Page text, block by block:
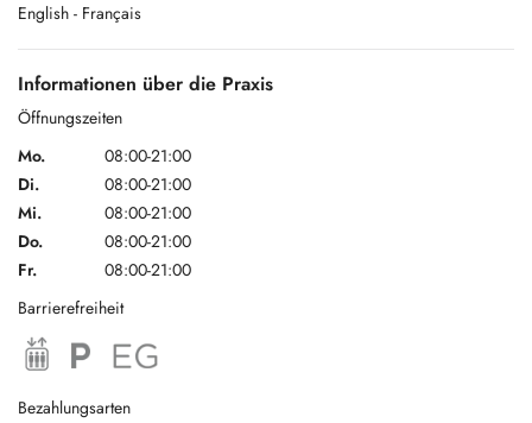
English - Français
Informationen über die Praxis
Öffnungszeiten
Mo.
08:00-21:00
Di.
08:00-21:00
Mi.
08:00-21:00
Do.
08:00-21:00
Fr.
08:00-21:00
Barrierefreiheit
Bezahlungsarten